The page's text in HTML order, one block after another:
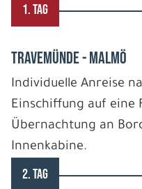
1. TAG
TRAVEMÜNDE - MALMÖ
Individuelle Anreise
Einschiffung auf eine
Übernachtung an
Innenkabine.
2. TAG